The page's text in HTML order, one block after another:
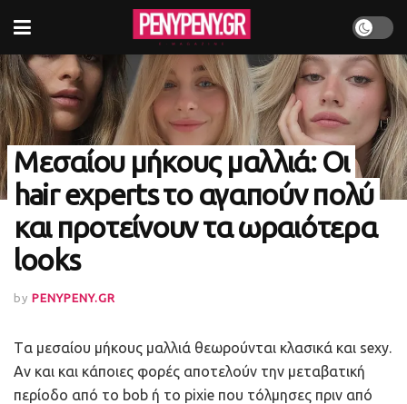
Μεσαίου μήκους μαλλιά: Οι
hair experts το αγαπούν πολύ
και προτείνουν τα ωραιότερα
looks
by PENYPENY.GR
Tα μεσαίου μήκους μαλλιά θεωρούνται κλασικά και sexy.
Αν και και κάποιες φορές αποτελούν την μεταβατική
περίοδο από το bob ή το pixie που τόλμησες πριν από